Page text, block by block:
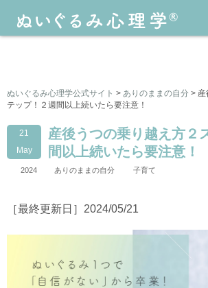
ぬいぐるみ心理学公式サイト > ありのままの自分 > 産
テップ！２週間以上続いたら要注意！
21
May
産後うつの乗り越え方２
間以上続いたら要注意！
2024 ありのままの自分 子育て
［最終更新日］2024/05/21